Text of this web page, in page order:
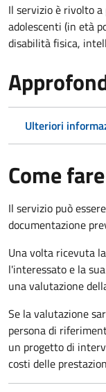
Il servizio è rivoltoa
adolescenti (in età
disabilità fisica,
Ulteriori
Come fare
Il servizio può
documentazione
Una volta ricevuta
l'interessato e la
una valutazione
Se la valutazione
persona di
un progetto di
costi delle